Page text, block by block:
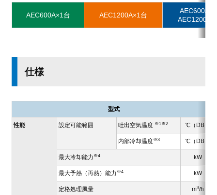
AEC600A×1台 AEC1200A×1台
仕様
型式
性能 設定可能範囲 吐出空気温度 ※1※2 ℃（DB）
内部冷却温度※3 ℃（DB）
最大冷却能力 ※4 kW
最大予熱（再熱）能力 ※4 kW
定格処理風量 m3/h